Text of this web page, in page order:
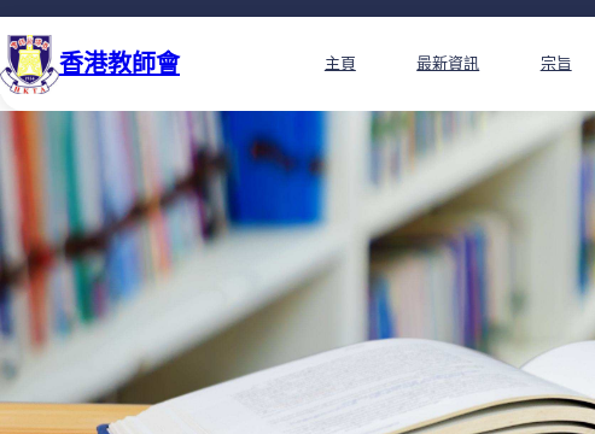
香港教師會 主頁 最新資訊 宗旨